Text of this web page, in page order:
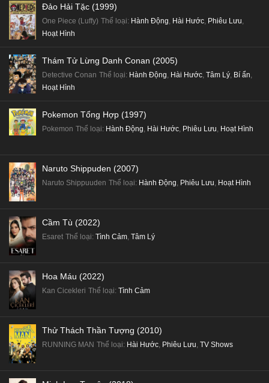
Đảo Hải Tặc (1999)
One Piece (Luffy) Thể loại: Hành Động, Hài Hước, Phiêu Lưu,
Hoạt Hình
Thám Tử Lừng Danh Conan (2005)
Detective Conan Thể loại: Hành Động, Hài Hước, Tâm Lý, Bí ẩn,
Hoạt Hình
Pokemon Tổng Hợp (1997)
Pokemon Thể loại: Hành Động, Hài Hước, Phiêu Lưu, Hoạt Hình
Naruto Shippuden (2007)
Naruto Shippuuden Thể loại: Hành Động, Phiêu Lưu, Hoạt Hình
Cầm Tù (2022)
Esaret Thể loại: Tình Cảm, Tâm Lý
Hoa Máu (2022)
Kan Cicekleri Thể loại: Tình Cảm
Thử Thách Thần Tượng (2010)
RUNNING MAN Thể loại: Hài Hước, Phiêu Lưu, TV Shows